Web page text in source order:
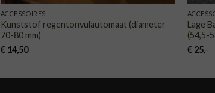
ACCESSOIRES
Kunststof regentonvulautomaat (diameter
70-80 mm)
€14,50
Lage
(54,5-
€25,-